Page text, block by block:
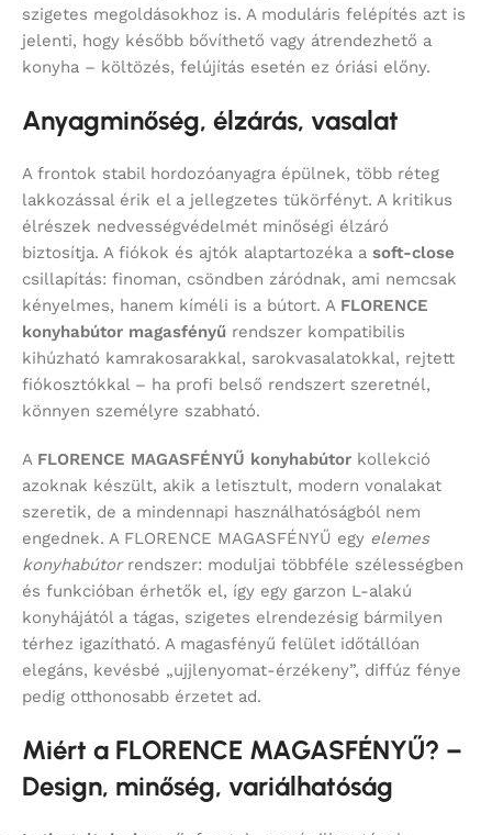
szigetes megoldásokhoz is. A moduláris felépítés azt is
jelenti, hogy később bővíthető vagy átrendezhető a
konyha – költözés, felújítás esetén ez óriási előny.
Anyagminőség, élzárás, vasalat
A frontok stabil hordozóanyagra épülnek, több réteg
lakkozással érik el a jellegzetes tükörfényt. A kritikus
élrészek nedvességvédelmét minőségi élzáró
biztosítja. A fiókok és ajtók alaptartozéka a soft-close
csillapítás: finoman, csöndben záródnak, ami nemcsak
kényelmes, hanem kíméli is a bútort. A FLORENCE
konyhabútor magasfényű rendszer kompatibilis
kihúzható kamrakosarakkal, sarokvasalatokkal, rejtett
fiókosztókkal – ha profi belső rendszert szeretnél,
könnyen személyre szabható.
A FLORENCE MAGASFÉNYŰ konyhabútor kollekció
azoknak készült, akik a letisztult, modern vonalakat
szeretik, de a mindennapi használhatóságból nem
engednek. A FLORENCE MAGASFÉNYŰ egy elemes
konyhabútorrendszer: moduljai többféle szélességben
és funkcióban érhetők el, így egy garzon L-alakú
konyhájától a tágas, szigetes elrendezésig bármilyen
térhez igazítható. A magasfényű felület időtállóan
elegáns, kevésbé „ujjlenyomat-érzékeny”, diffúz fénye
pedig otthonosabb érzetet ad.
Miért a FLORENCE MAGASFÉNYŰ? –
Design, minőség, variálhatóság